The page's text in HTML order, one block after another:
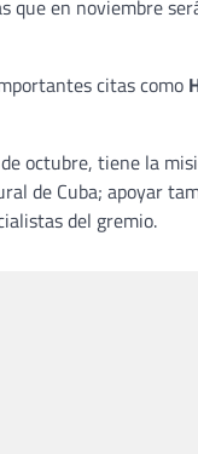
que en noviembre
citas como
octubre, tiene la
de Cuba; apoyar
del gremio.